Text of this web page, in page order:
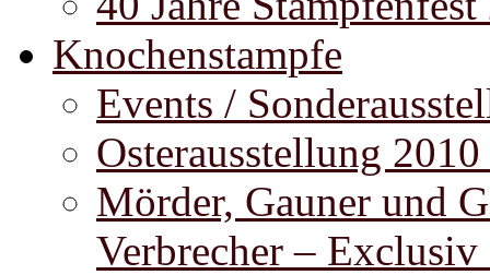
Knochenstampfe
Events /
Osterausstellung
Mörder, Gauner und
Verbrecher –